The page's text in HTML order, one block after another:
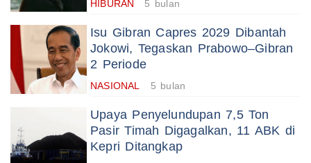
HIBURAN 5 bulan
Isu Gibran Capres 2029 Dibantah
Jokowi, Tegaskan Prabowo–Gibran
2 Periode
NASIONAL 5 bulan
Upaya Penyelundupan 7,5 Ton
Pasir Timah Digagalkan, 11 ABK di
Kepri Ditangkap